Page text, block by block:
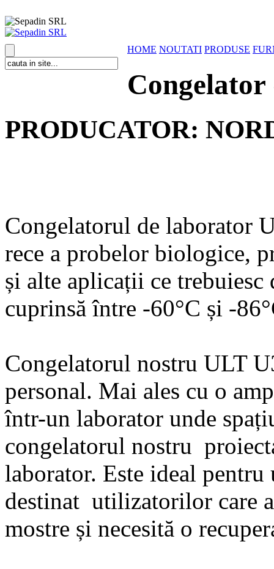
HOME NOUTATI PRODUSE
PRODUCATOR:
Congelatorul de laborator
rece a probelor biologice,
și alte aplicații ce trebuiesc
cuprinsă între -60°C și -
Congelatorul nostru ULT
personal. Mai ales cu o
într-un laborator unde
congelatorul nostru
laborator. Este ideal
destinat utilizatorilor care
mostre și necesită o